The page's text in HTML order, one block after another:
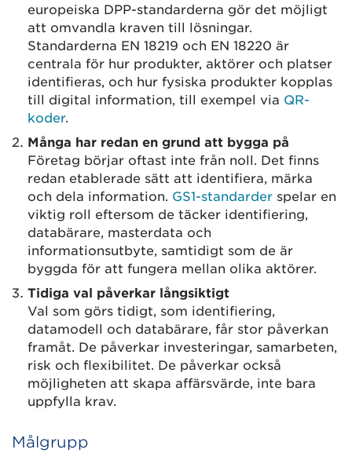
europeiska DPP-standarderna gör det möjligt
att omvandla kraven till lösningar.
Standarderna EN 18219 och EN 18220 är
centrala för hur produkter, aktörer och platser
identifieras, och hur fysiska produkter kopplas
till digital information, till exempel via QR-
koder.
Många har redan en grund att bygga på
Företag börjar oftast inte från noll. Det finns
redan etablerade sätt att identifiera, märka
och dela information. GS1-standarderspelar en
viktig roll eftersom de täcker identifiering,
databärare, masterdata och
informationsutbyte, samtidigt som de är
byggda för att fungera mellan olika aktörer.
Tidiga val påverkar långsiktigt
Val som görs tidigt, som identifiering,
datamodell och databärare, får stor påverkan
framåt. De påverkar investeringar, samarbeten,
risk och flexibilitet. De påverkar också
möjligheten att skapa affärsvärde, inte bara
uppfylla krav.
Målgrupp